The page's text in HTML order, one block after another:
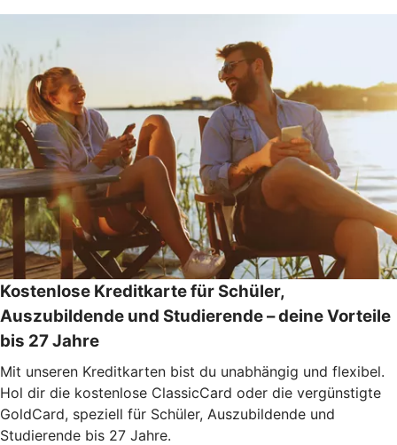
Kostenlose Kreditkarte für Schüler,
Auszubildende und Studierende – deine Vorteile
bis 27 Jahre
Mit unseren Kreditkarten bist du unabhängig und flexibel.
Hol dir die kostenlose ClassicCard oder die vergünstigte
GoldCard, speziell für Schüler, Auszubildende und
Studierende bis 27 Jahre.